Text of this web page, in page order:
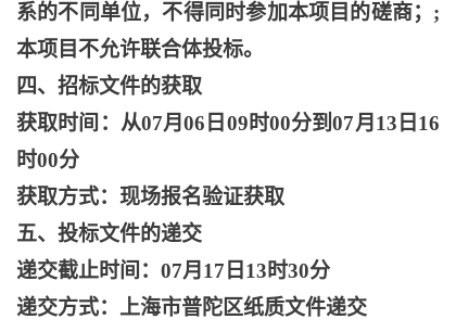
系的不同单位，不得同时参加本项目的磋商；;
本项目不允许联合体投标。
四、招标文件的获取
获取时间：从07月06日09时00分到07月13日16
时00分
获取方式：现场报名验证获取
五、投标文件的递交
递交截止时间： 07月17日13时30分
递交方式：上海市普陀区纸质文件递交